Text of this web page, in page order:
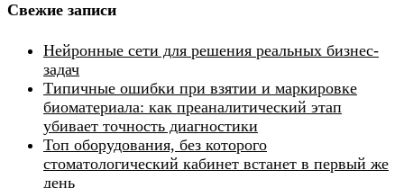
Свежие записи
Нейронные сети для решения реальных бизнес-
задач
Типичные ошибки при взятии и маркировке
биоматериала: как преаналитический этап
убивает точность диагностики
Топ оборудования, без которого
стоматологический кабинет встанет в первый же
день